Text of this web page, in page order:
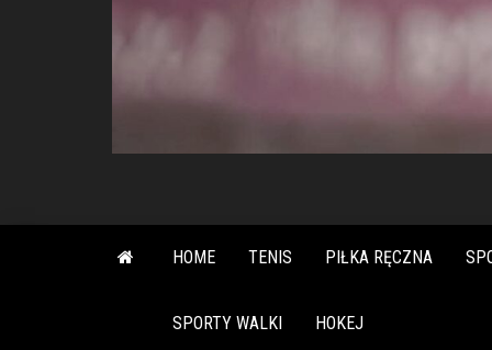
HOME TENIS PIŁKA RĘCZNA
SPORTY WALKI HOKEJ